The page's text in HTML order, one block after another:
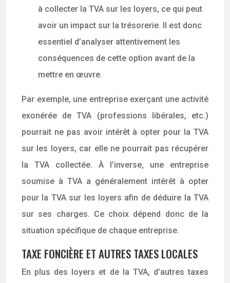
à collecter la TVA sur les loyers, ce qui peut
avoir un impact sur la trésorerie. Il est donc
essentiel d’analyser attentivement les
conséquences de cette option avant de la
mettre en œuvre.
Par exemple, une entreprise exerçant une activité
exonérée de TVA (professions libérales, etc.)
pourrait ne pas avoir intérêt à opter pour la TVA
sur les loyers, car elle ne pourrait pas récupérer
la TVA collectée. À l’inverse, une entreprise
soumise à TVA a généralement intérêt à opter
pour la TVA sur les loyers afin de déduire la TVA
sur ses charges. Ce choix dépend donc de la
situation spécifique de chaque entreprise.
TAXE FONCIÈRE ET AUTRES TAXES LOCALES
En plus des loyers et de la TVA, d’autres taxes